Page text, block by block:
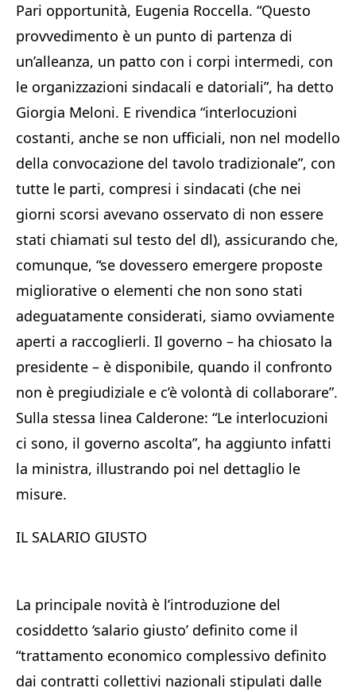
Pari opportunità, Eugenia Roccella. “Questo
provvedimento è un punto di partenza di
un’alleanza, un patto con i corpi intermedi, con
le organizzazioni sindacali e datoriali”, ha detto
Giorgia Meloni. E rivendica “interlocuzioni
costanti, anche se non ufficiali, non nel modello
della convocazione del tavolo tradizionale”, con
tutte le parti, compresi i sindacati (che nei
giorni scorsi avevano osservato di non essere
stati chiamati sul testo del dl), assicurando che,
comunque, “se dovessero emergere proposte
migliorative o elementi che non sono stati
adeguatamente considerati, siamo ovviamente
aperti a raccoglierli. Il governo – ha chiosato la
presidente – è disponibile, quando il confronto
non è pregiudiziale e c’è volontà di collaborare”.
Sulla stessa linea Calderone: “Le interlocuzioni
ci sono, il governo ascolta”, ha aggiunto infatti
la ministra, illustrando poi nel dettaglio le
misure.
IL SALARIO GIUSTO
La principale novità è l’introduzione del
cosiddetto ‘salario giusto’ definito come il
“trattamento economico complessivo definito
dai contratti collettivi nazionali stipulati dalle